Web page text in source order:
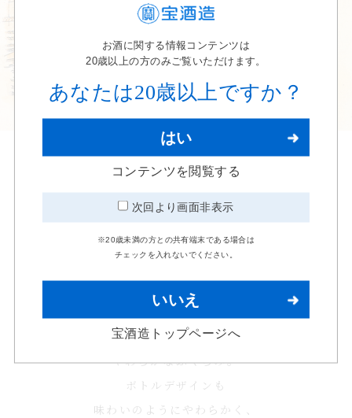
米の旨みを引き出した、
まろやかで
やわらかい味わい。
こんなにも幅のある味わい。
米の旨みを十分に感じる、
やわらかなふくらみ。
ボトルデザインも
味わいのようにやわらかく、
お酒に関する情報コンテンツは
20歳以上の方のみご覧いただけます。
あなたは20歳以上ですか？
はい
コンテンツを閲覧する
次回より画面非表示
※20歳未満の方との共有端末である場合は
チェックを入れないでください。
いいえ
宝酒造トップページへ